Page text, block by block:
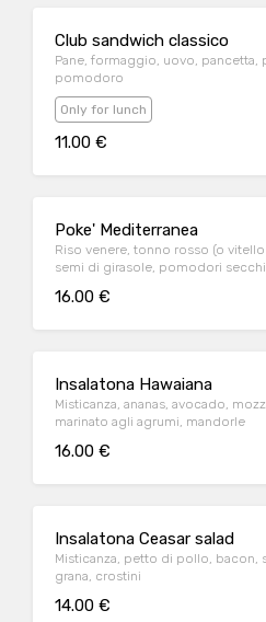
Club sandwich classico
Pane, formaggio, uovo, pancetta, prosciutto
pomodoro
Only for lunch
11.00 €
Poke' Mediterranea
Riso venere, tonno rosso (o vitello arrosto), olive taggiasche ,
semi di girasole, pomodori
16.00 €
Insalatona Hawaiana
Misticanza, ananas, avocado,
marinato agli agrumi, mandorle
16.00 €
Insalatona Ceasar salad
Misticanza, petto di pollo, bacon,
grana, crostini
14.00 €